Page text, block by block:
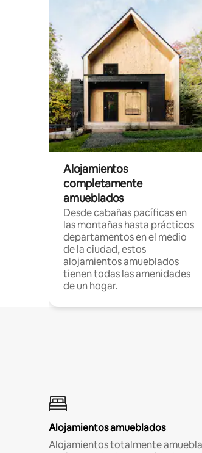
Alojamientos
completamente
amueblados
Desde cabañas pacíficas en
las montañas hasta prácticos
departamentos en el medio
de la ciudad, estos
alojamientos amueblados
tienen todas las amenidades
de un hogar.
Alojamientos amueblados
Alojamientos totalmente